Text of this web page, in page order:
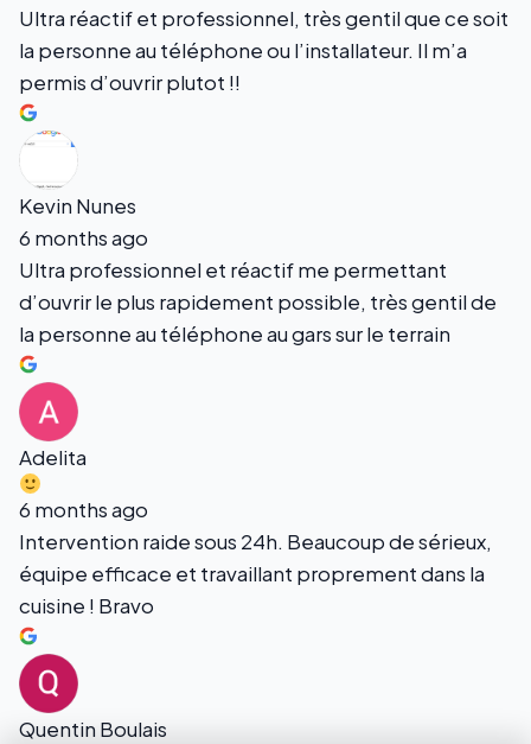
Ultra réactif et professionnel, très gentil que ce soit
la personne au téléphone ou l’installateur. Il m’a
permis d’ouvrir plutot !!
Kevin Nunes
6 months ago
Ultra professionnel et réactif me permettant
d’ouvrir le plus rapidement possible, très gentil de
la personne au téléphone au gars sur le terrain
Adelita
6 months ago
Intervention raide sous 24h. Beaucoup de sérieux,
équipe efficace et travaillant proprement dans la
cuisine ! Bravo
Quentin Boulais